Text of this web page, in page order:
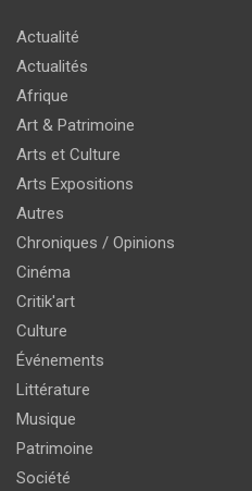
Actualité
Actualités
Afrique
Art & Patrimoine
Arts et Culture
Arts Expositions
Autres
Chroniques / Opinions
Cinéma
Critik'art
Culture
Événements
Littérature
Musique
Patrimoine
Société